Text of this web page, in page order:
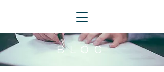
BLOG